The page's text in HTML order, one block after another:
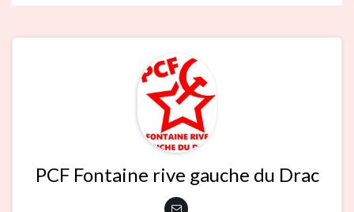
PCF Fontaine rive gauche du Drac